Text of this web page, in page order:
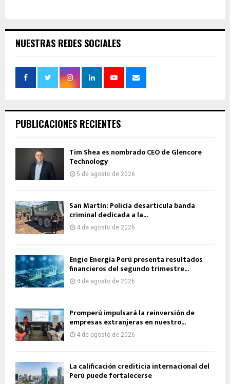
NUESTRAS REDES SOCIALES
PUBLICACIONES RECIENTES
Tim Shea es nombrado CEO de Glencore
Technology
5 de agosto de 2026
San Martín: Policía desarticula banda
criminal dedicada a la...
4 de agosto de 2026
Engie Energía Perú presenta resultados
financieros del segundo trimestre...
4 de agosto de 2026
Promperú impulsará la reinversión de
empresas extranjeras en nuestro...
4 de agosto de 2026
La calificación crediticia internacional del
Perú puede fortalecerse